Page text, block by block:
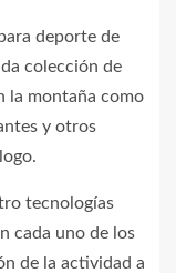
deporte de
colección de
la montaña como
y otros
tecnologías
cada uno de los
de la actividad a